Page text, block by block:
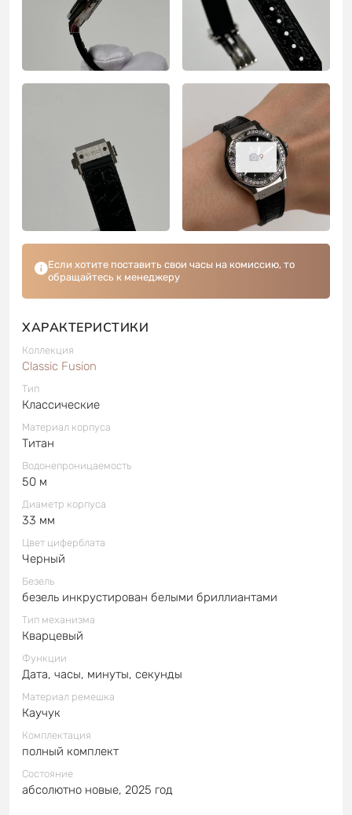
9
Если хотите поставить свои часы на комиссию, то
обращайтесь к менеджеру
ХАРАКТЕРИСТИКИ
Коллекция
Classic Fusion
Тип
Классические
Материал корпуса
Титан
Водонепроницаемость
50 м
Диаметр корпуса
33 мм
Цвет циферблата
Черный
Безель
безель инкрустирован белыми бриллиантами
Тип механизма
Кварцевый
Функции
Дата, часы, минуты, секунды
Материал ремешка
Каучук
Комплектация
полный комплект
Состояние
абсолютно новые, 2025 год